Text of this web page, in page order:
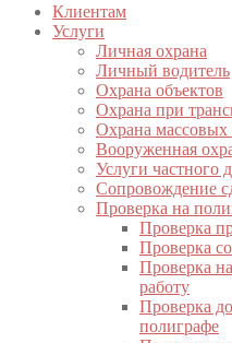
Клиентам
Услуги
Личная охрана
Личный водитель
Охрана объектов
Охрана при
Охрана массовых
Вооруженная
Услуги частного
Сопровождение
Проверка на
Проверка
Проверка
Проверка
работу
Проверка
полиграфе